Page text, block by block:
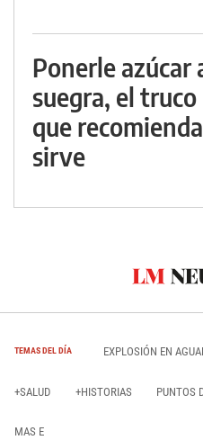
Ponerle azúcar
suegra, el
que
sirve
TEMAS DEL DÍA EXPLOSIÓN EN
+SALUD +HISTORIAS PUNTOS
MAS E